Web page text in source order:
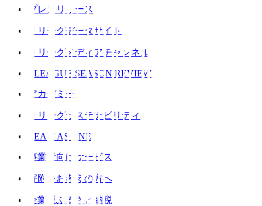
プレスリリース
Ｊリーグデータサイト
Ｊリーグメディアチャンネル
J.LEAGUE SEASON REVIEW
アカデミー
Ｊリーグサステナビリティ
TEAM AS ONE
事業者向けサービス
寄附をお考えの方へ
企業版ふるさと納税